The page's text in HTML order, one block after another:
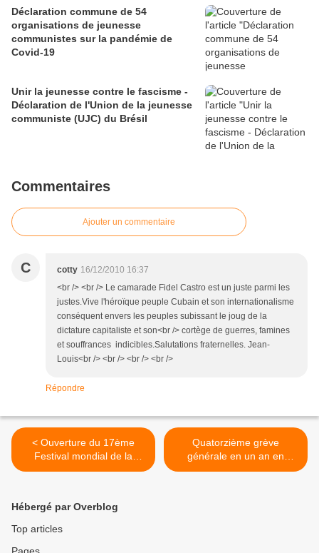
Déclaration commune de 54
organisations de jeunesse
communistes sur la pandémie de
Covid-19
Unir la jeunesse contre le fascisme -
Déclaration de l'Union de la jeunesse
communiste (UJC) du Brésil
Commentaires
Ajouter un commentaire
C cotty 16/12/2010 16:37
<br /> <br /> Le camarade Fidel Castro est un juste parmi les
justes.Vive l'héroïque peuple Cubain et son internationalisme
conséquent envers les peuples subissant le joug de la
dictature capitaliste et son<br /> cortège de guerres, famines
et souffrances indicibles.Salutations fraternelles. Jean-
Louis<br /> <br /> <br /> <br />
Répondre
< Ouverture du 17ème
Festival mondial de la
jeunesse dédié à Fidel et à
monde de paix, de
solidarité et de
Quatorzième grève
générale en un an en
Grèce: les communistes
Hébergé par Overblog
Top articles